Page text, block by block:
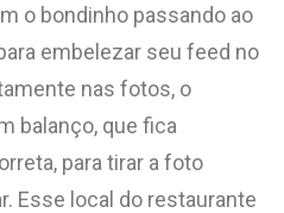
o bondinho passando ao
embelezar seu feed no
nas fotos, o
balanço, que fica
para tirar a foto
Esse local do restaurante